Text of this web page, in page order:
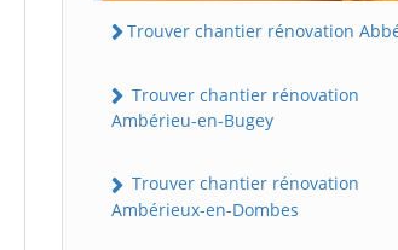
Trouver chantier rénovation
Trouver chantier rénovation
Ambérieu-en-Bugey
Trouver chantier rénovation
Ambérieux-en-Dombes